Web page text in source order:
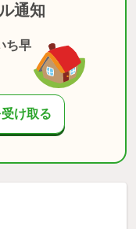
通知
ち早
け取る